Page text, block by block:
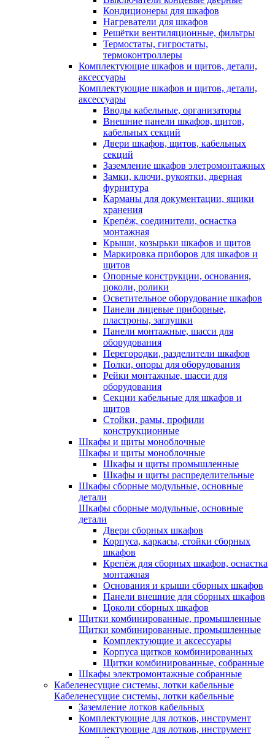
Кондиционеры для шкафов
Нагреватели для шкафов
Решётки вентиляционные, фильтры
Термостаты, гигростаты,
термоконтроллеры
Комплектующие шкафов и щитов, детали,
аксессуары
Комплектующие шкафов и щитов, детали,
аксессуары
Вводы кабельные, организаторы
Внешние панели шкафов, щитов,
кабельных секций
Двери шкафов, щитов, кабельных
секций
Заземление шкафов элетромонтажных
Замки, ключи, рукоятки, дверная
фурнитура
Карманы для документации, ящики
хранения
Крепёж, соединители, оснастка
монтажная
Крыши, козырьки шкафов и щитов
Маркировка приборов для шкафов и
щитов
Опорные конструкции, основания,
цоколи, ролики
Осветительное оборудование шкафов
Панели лицевые приборные,
пластроны, заглушки
Панели монтажные, шасси для
оборудования
Перегородки, разделители шкафов
Полки, опоры для оборудования
Рейки монтажные, шасси для
оборудования
Секции кабельные для шкафов и
щитов
Стойки, рамы, профили
конструкционные
Шкафы и щиты моноблочные
Шкафы и щиты моноблочные
Шкафы и щиты промышленные
Шкафы и щиты распределительные
Шкафы сборные модульные, основные
детали
Шкафы сборные модульные, основные
детали
Двери сборных шкафов
Корпуса, каркасы, стойки сборных
шкафов
Крепёж для сборных шкафов, оснастка
монтажная
Основания и крыши сборных шкафов
Панели внешние для сборных шкафов
Цоколи сборных шкафов
Щитки комбинированные, промышленные
Щитки комбинированные, промышленные
Комплектующие и аксессуары
Корпуса щитков комбинированных
Щитки комбинированные, собранные
Шкафы электромонтажные собранные
Кабеленесущие системы, лотки кабельные
Кабеленесущие системы, лотки кабельные
Заземление лотков кабельных
Комплектующие для лотков, инструмент
Комплектующие для лотков, инструмент